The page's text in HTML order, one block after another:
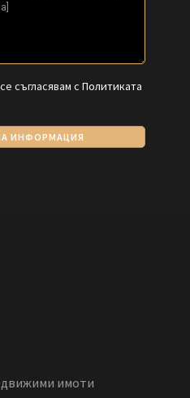
съгласявам с Политиката
ИНФОРМАЦИЯ
имоти